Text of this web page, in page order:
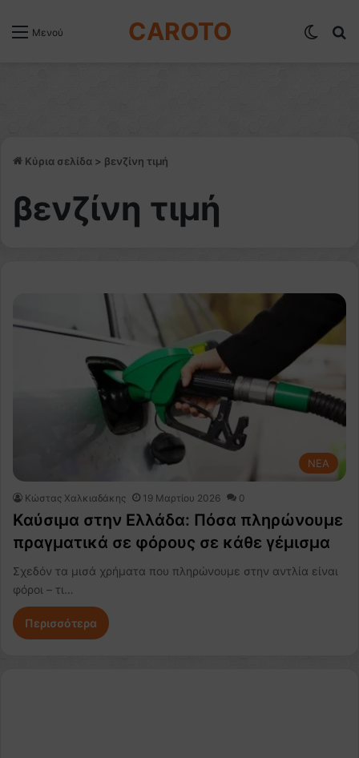
Μενού CAROTO
Κύρια σελίδα > βενζίνη τιμή
βενζίνη τιμή
NEA
Κώστας Χαλκιαδάκης 19 Μαρτίου 2026 0
Καύσιμα στην Ελλάδα: Πόσα πληρώνουμε
πραγματικά σε φόρους σε κάθε γέμισμα
Σχεδόν τα μισά χρήματα που πληρώνουμε στην αντλία είναι
φόροι – τι…
Περισσότερα